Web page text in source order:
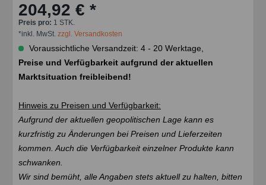
204,92 € *
Preis pro: 1 STK.
*inkl. MwSt. zzgl. Versandkosten
Voraussichtliche Versandzeit: 4 - 20 Werktage,
Preise und Verfügbarkeit aufgrund der aktuellen
Marktsituation freibleibend!
Hinweis zu Preisen und Verfügbarkeit:
Aufgrund der aktuellen geopolitischen Lage kann es
kurzfristig zu Änderungen bei Preisen und Lieferzeiten
kommen. Auch die Verfügbarkeit einzelner Produkte kann
schwanken.
Wir sind bemüht, alle Angaben stets aktuell zu halten, bitten